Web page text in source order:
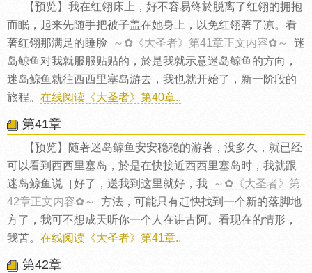
【预览】我在红翎床上，好不容易终於脱离了红翎的拥抱
而眠，起来先随手把被子盖在她身上，以免红翎著了凉。看
著红翎那满足的睡脸
～✿《大圣者》第41章正文内容✿～
迷
岛鲸鱼对我就服服贴贴的，於是我就示意迷岛鲸鱼的方向，
迷岛鲸鱼就往西西里塞岛游去，我也就开始了，新一阶段的
旅程。 在线阅读《大圣者》第40章..
第41章
【预览】随著迷岛鲸鱼安安稳稳的游著，没多久，就已经
可以看到西西里塞岛，於是在快接近西西里塞岛时，我就跟
迷岛鲸鱼说［好了，送我到这里就好，我
～✿《大圣者》第
42章正文内容✿～
方法，可能只有赶快找到一个新的落脚地
方了，我可不想成天听你一个人在讲古阿。看现在的情形，
我苦。 在线阅读《大圣者》第41章..
第42章